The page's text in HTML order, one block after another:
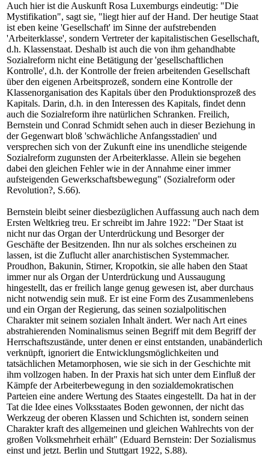
Auch hier ist die Auskunft Rosa Luxemburgs eindeutig: "Die
Mystifikation", sagt sie, "liegt hier auf der Hand. Der heutige Staat
ist eben keine 'Gesellschaft' im Sinne der aufstrebenden
'Arbeiterklasse', sondern Vertreter der kapitalistischen Gesellschaft,
d.h. Klassenstaat. Deshalb ist auch die von ihm gehandhabte
Sozialreform nicht eine Betätigung der 'gesellschaftlichen
Kontrolle', d.h. der Kontrolle der freien arbeitenden Gesellschaft
über den eigenen Arbeitsprozeß, sondern eine Kontrolle der
Klassenorganisation des Kapitals über den Produktionsprozeß des
Kapitals. Darin, d.h. in den Interessen des Kapitals, findet denn
auch die Sozialreform ihre natürlichen Schranken. Freilich,
Bernstein und Conrad Schmidt sehen auch in dieser Beziehung in
der Gegenwart bloß 'schwächliche Anfangsstadien' und
versprechen sich von der Zukunft eine ins unendliche steigende
Sozialreform zugunsten der Arbeiterklasse. Allein sie begehen
dabei den gleichen Fehler wie in der Annahme einer immer
aufsteigenden Gewerkschaftsbewegung" (Sozialreform oder
Revolution?, S.66).
Bernstein bleibt seiner diesbezüglichen Auffassung auch nach dem
Ersten Weltkrieg treu. Er schreibt im Jahre 1922: "Der Staat ist
nicht nur das Organ der Unterdrückung und Besorger der
Geschäfte der Besitzenden. Ihn nur als solches erscheinen zu
lassen, ist die Zuflucht aller anarchistischen Systemmacher.
Proudhon, Bakunin, Stirner, Kropotkin, sie alle haben den Staat
immer nur als Organ der Unterdrückung und Aussaugung
hingestellt, das er freilich lange genug gewesen ist, aber durchaus
nicht notwendig sein muß. Er ist eine Form des Zusammenlebens
und ein Organ der Regierung, das seinen sozialpolitischen
Charakter mit seinem sozialen Inhalt ändert. Wer nach Art eines
abstrahierenden Nominalismus seinen Begriff mit dem Begriff der
Herrschaftszustände, unter denen er einst entstanden, unabänderlich
verknüpft, ignoriert die Entwicklungsmöglichkeiten und
tatsächlichen Metamorphosen, wie sie sich in der Geschichte mit
ihm vollzogen haben. In der Praxis hat sich unter dem Einfluß der
Kämpfe der Arbeiterbewegung in den sozialdemokratischen
Parteien eine andere Wertung des Staates eingestellt. Da hat in der
Tat die Idee eines Volksstaates Boden gewonnen, der nicht das
Werkzeug der oberen Klassen und Schichten ist, sondern seinen
Charakter kraft des allgemeinen und gleichen Wahlrechts von der
großen Volksmehrheit erhält" (Eduard Bernstein: Der Sozialismus
einst und jetzt. Berlin und Stuttgart 1922, S.88).